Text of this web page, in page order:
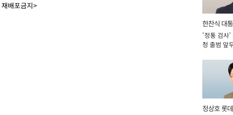
배포금지>
한찬식 대
서관
'정통 검사'
청 출범 앞
정상호 롯